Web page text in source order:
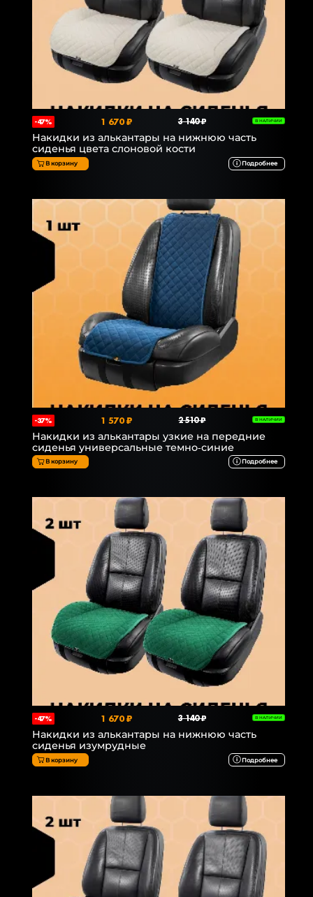
-47% 1 670 ₽ 3 140 ₽ В НАЛИЧИИ
Накидки из алькантары на нижнюю часть
сиденья цвета слоновой кости
В корзину Подробнее
-37% 1 570 ₽ 2 510 ₽ В НАЛИЧИИ
Накидки из алькантары узкие на передние
сиденья универсальные темно-синие
В корзину Подробнее
-47% 1 670 ₽ 3 140 ₽ В НАЛИЧИИ
Накидки из алькантары на нижнюю часть
сиденья изумрудные
В корзину Подробнее